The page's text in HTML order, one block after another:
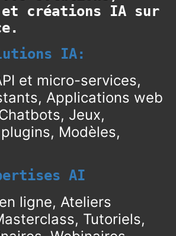
créations IA sur
IA:
et micro-services,
Applications web
Jeux,
Modèles,
AI
ligne, Ateliers
Tutoriels,